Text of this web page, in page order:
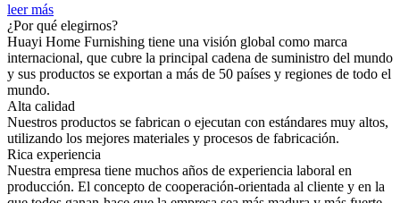
leer más
¿Por qué elegirnos?
Huayi Home Furnishing tiene una visión global como marca
internacional, que cubre la principal cadena de suministro del mundo
y sus productos se exportan a más de 50 países y regiones de todo el
mundo.
Alta calidad
Nuestros productos se fabrican o ejecutan con estándares muy altos,
utilizando los mejores materiales y procesos de fabricación.
Rica experiencia
Nuestra empresa tiene muchos años de experiencia laboral en
producción. El concepto de cooperación-orientada al cliente y en la